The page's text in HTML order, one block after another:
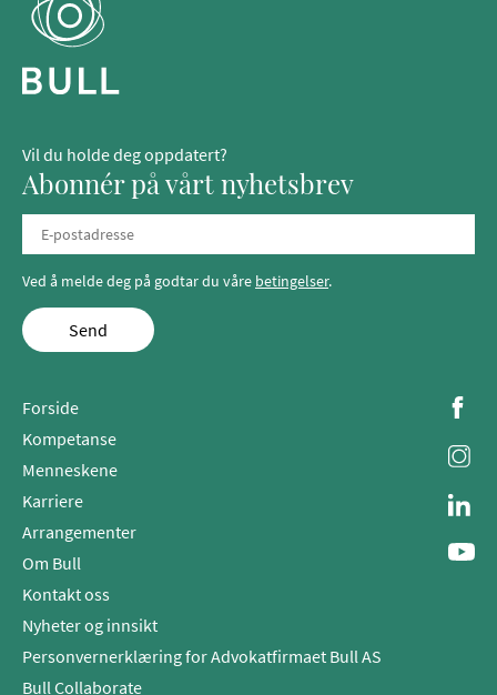
Vil du holde deg oppdatert?
Abonnér på vårt nyhetsbrev
Ved å melde deg på godtar du våre betingelser.
Send
Forside
Kompetanse
Menneskene
Karriere
Arrangementer
Om Bull
Kontakt oss
Nyheter og innsikt
Personvernerklæring for Advokatfirmaet Bull AS
Bull Collaborate